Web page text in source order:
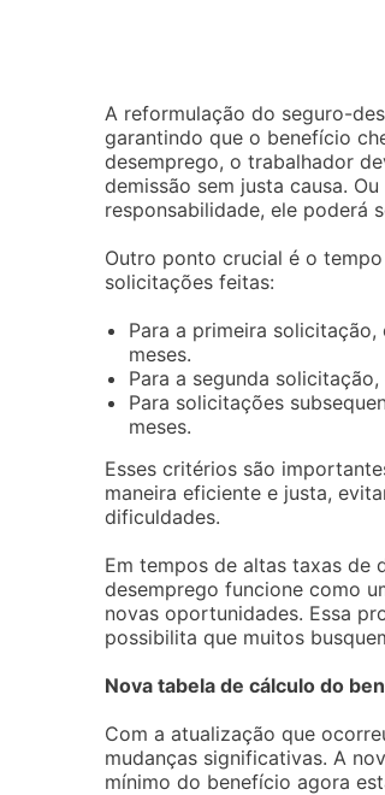
A reformulação do seguro-
garantindo que o benefício
desemprego, o trabalhador
demissão sem justa causa.
responsabilidade, ele poderá
Outro ponto crucial é o
solicitações feitas:
Para a primeira
meses.
Para a segunda
Para solicitações
meses.
Esses critérios são
maneira eficiente e justa,
dificuldades.
Em tempos de altas taxas de
desemprego funcione como
novas oportunidades. Essa
possibilita que muitos
Nova tabela de cálculo do
Com a atualização que
mudanças significativas. A
mínimo do benefício agora